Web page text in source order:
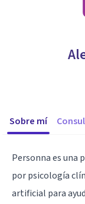
Sobre mí
Personna es una
por psicología
artificial para